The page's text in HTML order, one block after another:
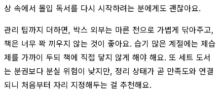
상 속에서 몰입 독서를 다시 시작하려는 분에게도 괜찮아요.
관리 팁까지 더하면, 박스 외부는 마른 천으로 가볍게 닦아주고,
책은 너무 꽉 끼우지 않는 것이 좋아요. 습기 많은 계절에는 제습
제를 가까이 두되 책에 직접 닿지 않게 해야 해요. 또 세트 도서
는 분권보다 분실 위험이 낮지만, 정리 상태가 곧 만족도와 연결
되니 처음부터 자리 지정해두는 걸 추천해요.